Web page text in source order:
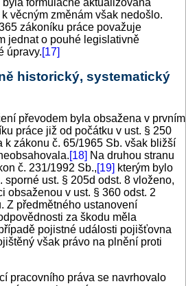
formulačně aktualizována
věcným změnám však nedošlo.
zákoníku práce považuje
jednat o pouhé legislativně
úpravy.[17]
historický, systematický
převodem byla obsažena v prvním
práce již od počátku v ust. § 250
k zákonu č. 65/1965 Sb. však bližší
[18] Na druhou stranu
č. 231/1992 Sb.,[19] kterým bylo
sporné ust. § 205d odst. 8 vloženo,
obsaženou v ust. § 360 odst. 2
Z předmětného ustanovení
za škodu měla
pojistné události pojišťovna
však právo na plnění proti
pracovního práva se navrhovalo